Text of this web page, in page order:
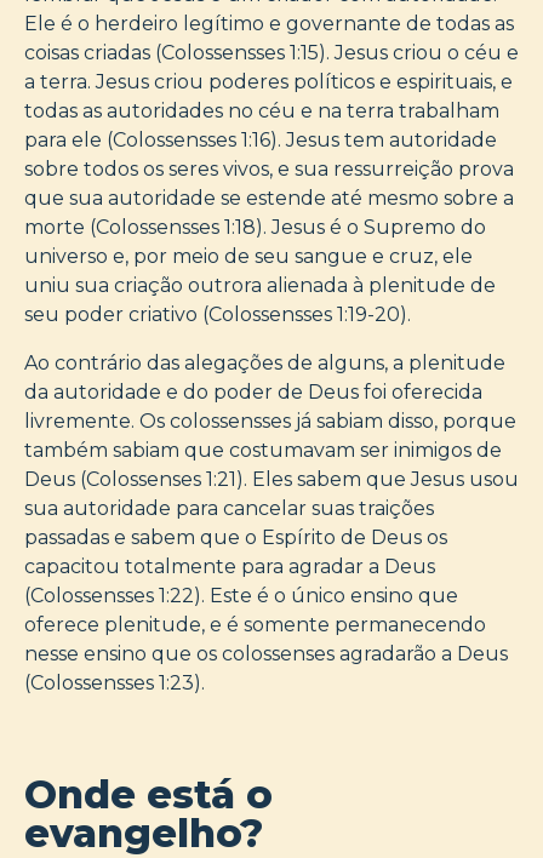
Ele é o herdeiro legítimo e governante de todas as
coisas criadas (Colossensses 1:15). Jesus criou o céu e
a terra. Jesus criou poderes políticos e espirituais, e
todas as autoridades no céu e na terra trabalham
para ele (Colossensses 1:16). Jesus tem autoridade
sobre todos os seres vivos, e sua ressurreição prova
que sua autoridade se estende até mesmo sobre a
morte (Colossensses 1:18). Jesus é o Supremo do
universo e, por meio de seu sangue e cruz, ele
uniu sua criação outrora alienada à plenitude de
seu poder criativo (Colossensses 1:19-20).
Ao contrário das alegações de alguns, a plenitude
da autoridade e do poder de Deus foi oferecida
livremente. Os colossensses já sabiam disso, porque
também sabiam que costumavam ser inimigos de
Deus (Colossenses 1:21). Eles sabem que Jesus usou
sua autoridade para cancelar suas traições
passadas e sabem que o Espírito de Deus os
capacitou totalmente para agradar a Deus
(Colossensses 1:22). Este é o único ensino que
oferece plenitude, e é somente permanecendo
nesse ensino que os colossenses agradarão a Deus
(Colossensses 1:23).
Onde está o
evangelho?